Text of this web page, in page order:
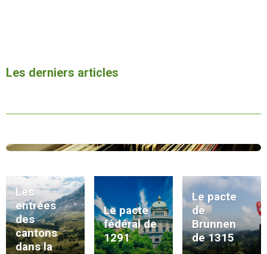
Les derniers articles
Les
entrées
des
cantons
dans la
Le pacte
fédéral de
1291
Le pacte
de
Brunnen
de 1315